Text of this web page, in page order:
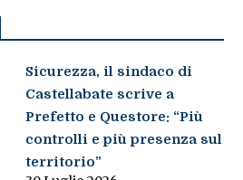
Sicurezza, il sindaco di
Castellabate scrive a
Prefetto e Questore: “Più
controlli e più presenza sul
territorio”